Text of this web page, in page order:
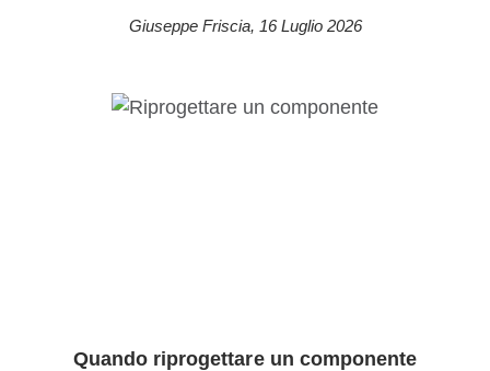
Giuseppe Friscia, 16 Luglio 2026
Quando riprogettare un componente